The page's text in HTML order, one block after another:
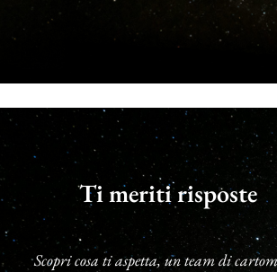
Ti meriti risposte
Scopri cosa ti aspetta, un team di